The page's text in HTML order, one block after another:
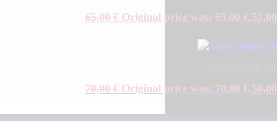
65,00€ Original price was: 65,00 €.52,00
70,00€ Original price was: 70,00 €.56,00